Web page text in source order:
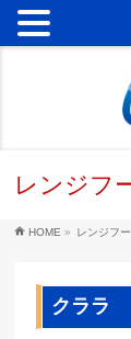
レンジフ
HOME » レンジフ
クララ